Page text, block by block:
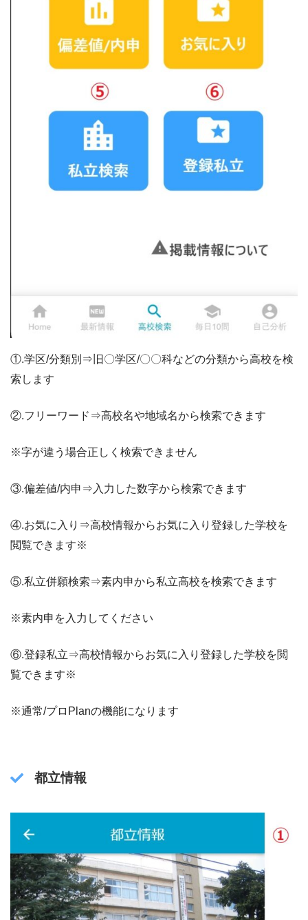
①.学区/分類別⇒旧〇学区/〇〇科などの分類から高校を検
索します
②.フリーワード⇒高校名や地域名から検索できます
※字が違う場合正しく検索できません
③.偏差値/内申⇒入力した数字から検索できます
④.お気に入り⇒高校情報からお気に入り登録した学校を
閲覧できます※
⑤.私立併願検索⇒素内申から私立高校を検索できます
※素内申を入力してください
⑥.登録私立⇒高校情報からお気に入り登録した学校を閲
覧できます※
※通常/プロPlanの機能になります
都立情報